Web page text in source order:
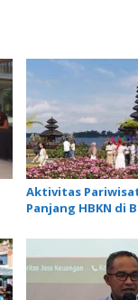
Aktivitas
Panjang HBKN di
Optimis